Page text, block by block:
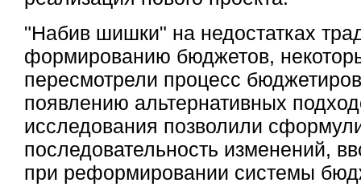
"Набив шишки" на недостатках
формированию бюджетов,
пересмотрели процесс
появлению альтернативных
исследования позволили
последовательность изменений,
при реформировании системы